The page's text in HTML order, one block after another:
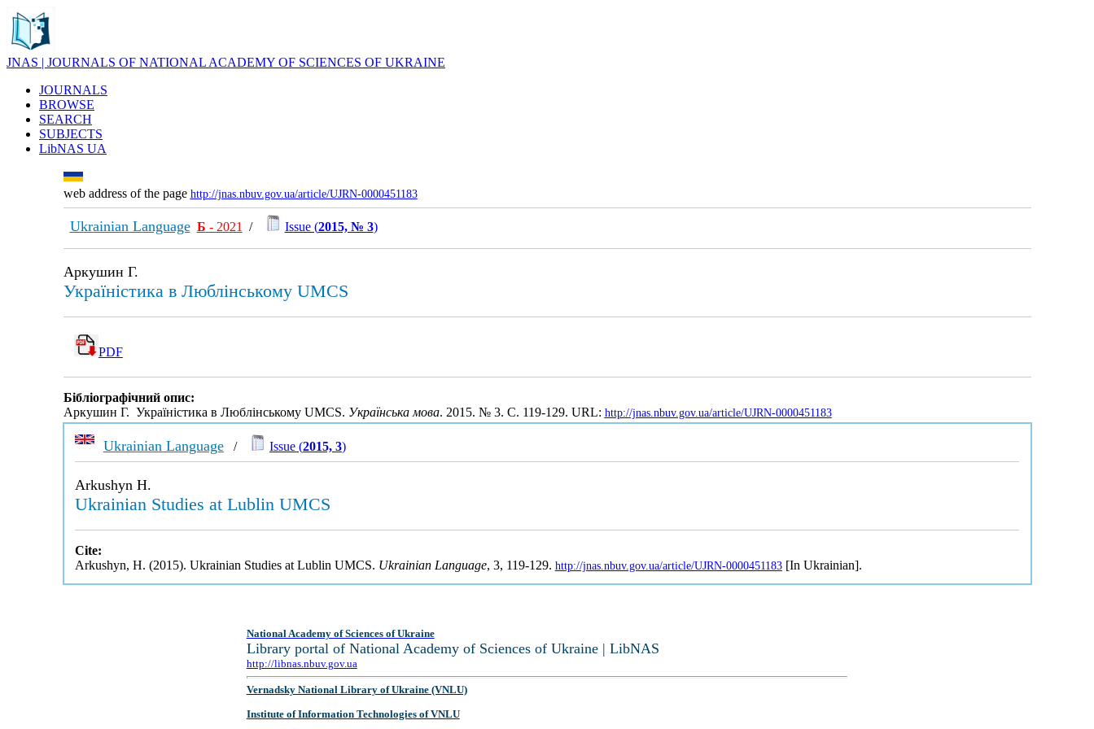
JNAS | JOURNALS OF NATIONAL ACADEMY OF SCIENCES OF UKRAINE
JOURNALS
BROWSE
SEARCH
SUBJECTS
LibNAS UA
web address of the page http://jnas.nbuv.gov.ua/article/UJRN-0000451183
Ukrainian Language Б - 2021 / Issue (2015, № 3)
Аркушин Г.
Україністика в Люблінському UMCS
PDF
Бібліографічний опис:
Аркушин Г. Україністика в Люблінському UMCS. Українська мова. 2015. № 3. С. 119-129. URL: http://jnas.nbuv.gov.ua/article/UJRN-0000451183
Ukrainian Language/ Issue (2015, 3)
Arkushyn H.
Ukrainian Studies at Lublin UMCS
Cite:
Arkushyn, H. (2015). Ukrainian Studies at Lublin UMCS. Ukrainian Language, 3, 119-129. http://jnas.nbuv.gov.ua/article/UJRN-0000451183[In Ukrainian].
National Academy of Sciences of Ukraine
Library portal of National Academy of Sciences of Ukraine | LibNAS
http://libnas.nbuv.gov.ua
Vernadsky National Library of Ukraine (VNLU)
Institute of Information Technologies of VNLU